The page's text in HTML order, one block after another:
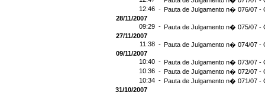
12:46 - Pauta de Julgamento n� 076/07 -
28/11/2007
09:29 - Pauta de Julgamento n� 075/07 -
27/11/2007
11:38 - Pauta de Julgamento n� 074/07 -
09/11/2007
10:40 - Pauta de Julgamento n� 073/07 -
10:36 - Pauta de Julgamento n� 072/07 -
10:34 - Pauta de Julgamento n� 071/07 -
31/10/2007